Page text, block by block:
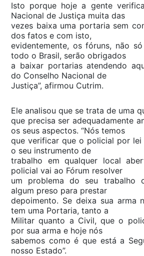
Isto porque hoje a gente
Nacional de Justiça muita das
vezes baixa uma portaria sem
dos fatos e com isto,
evidentemente, os fóruns, não
todo o Brasil, serão obrigados
a baixar portarias atendendo
do Conselho Nacional de
Justiça”, afirmou Cutrim.
Ele analisou que se trata de uma
que precisa ser adequadamente
os seus aspectos. “Nós temos
que verificar que o policial por
o seu instrumento de
trabalho em qualquer local
policial vai ao Fórum resolver
um problema do seu trabalho
algum preso para prestar
depoimento. Se deixa sua arma
tem uma Portaria, tanto a
Militar quanto a Civil, que o
por sua arma e hoje nós
sabemos como é que está a
nosso Estado”.